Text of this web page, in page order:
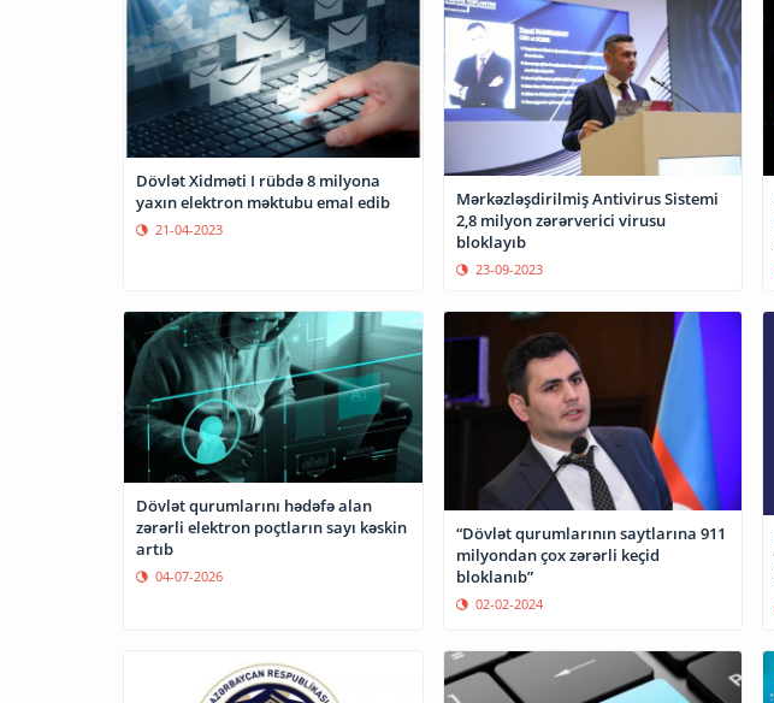
Dövlət Xidməti I rübdə 8 milyona
yaxın elektron məktubu emal edib
21-04-2023
Mərkəzləşdirilmiş Antivirus Sistemi
2,8 milyon zərərverici virusu
bloklayıb
23-09-2023
Dövlət qurumlarını hədəfə alan
zərərli elektron poçtların sayı kəskin
artıb
04-07-2026
“Dövlət qurumlarının saytlarına 911
milyondan çox zərərli keçid
bloklanıb”
02-02-2024